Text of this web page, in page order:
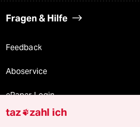
Fragen & Hilfe
Feedback
Aboservice
ePaper Login
Downloads für Abonnierende
taz zahl ich